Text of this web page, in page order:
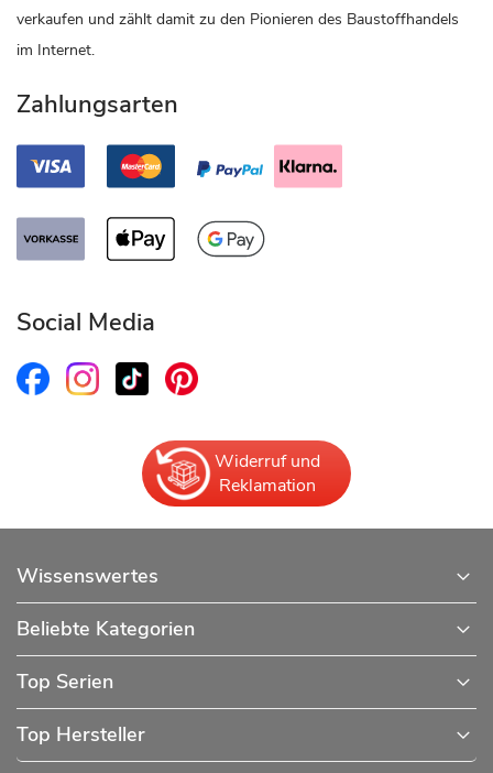
verkaufen und zählt damit zu den Pionieren des Baustoffhandels
im Internet.
Zahlungsarten
Social Media
Widerruf und
Reklamation
Wissenswertes
Beliebte Kategorien
Top Serien
Top Hersteller